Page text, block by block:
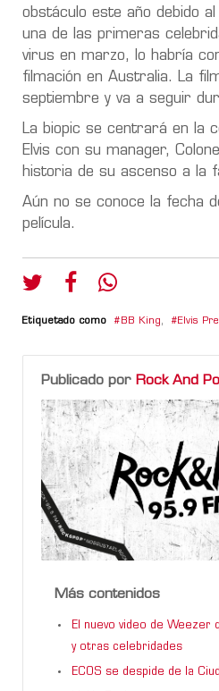
obstáculo este año debido al
una de las primeras
virus en marzo, lo habría
filmación en Australia. La
septiembre y va a seguir
La biopic se centrará en la
Elvis con su manager,
historia de su ascenso a la
Aún no se conoce la fecha
película.
Etiquetado como BB King, Elvis
Publicado por Rock And
Más contenidos
El nuevo video de Weezer
y otras celebridades
ECOS se despide de la